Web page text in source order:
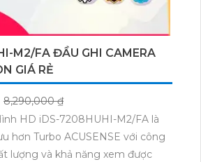
M2/FA ĐẦU GHI CAMERA
GIÁ RẺ
8,290,000 ₫
HD iDS-7208HUHI-M2/FA là
hơn Turbo ACUSENSE với công
lượng và khả năng xem được